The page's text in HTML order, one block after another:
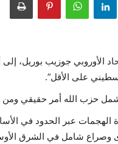
الأوروبي جوزيب بوريل،
حزب الله أمر حقيقي ومن
عبر الحدود في
وصراع شامل في الشرق